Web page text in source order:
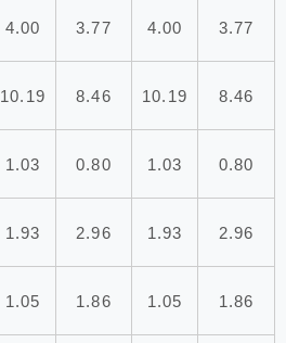
4.00 3.77 4.00 3.77
10.19 8.46 10.19 8.46
1.03 0.80 1.03 0.80
1.93 2.96 1.93 2.96
1.05 1.86 1.05 1.86